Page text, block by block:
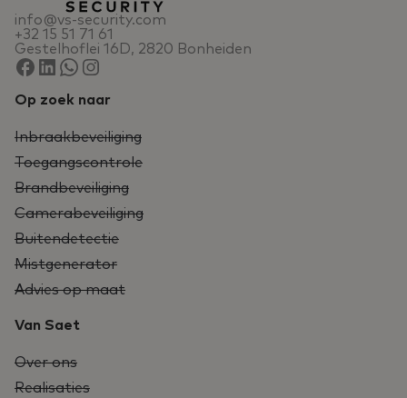
info@vs-security.com
+32 15 51 71 61
Gestelhoflei 16D, 2820 Bonheiden
Op zoek naar
Inbraakbeveiliging
Toegangscontrole
Brandbeveiliging
Camerabeveiliging
Buitendetectie
Mistgenerator
Advies op maat
Van Saet
Over ons
Realisaties